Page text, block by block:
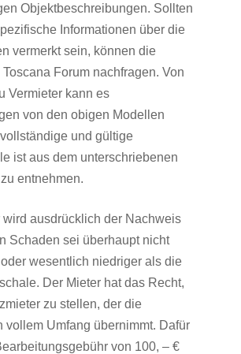
Objektbeschreibungen. Sollten
Informationen über die
vermerkt sein, können die
Forum nachfragen. Von
Vermieter kann es
von den obigen Modellen
und gültige
ist aus dem unterschriebenen
entnehmen.
wird ausdrücklich der Nachweis
Schaden sei überhaupt nicht
wesentlich niedriger als die
Der Mieter hat das Recht,
zu stellen, der die
vollem Umfang übernimmt. Dafür
von 100, – €